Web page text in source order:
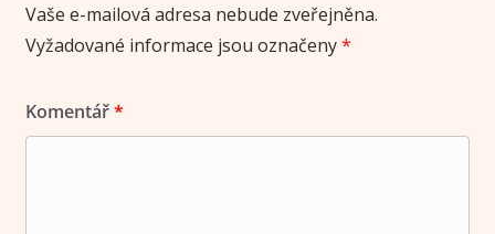
Vaše e-mailová adresa nebude zveřejněna.
Vyžadované informace jsou označeny*
Komentář*